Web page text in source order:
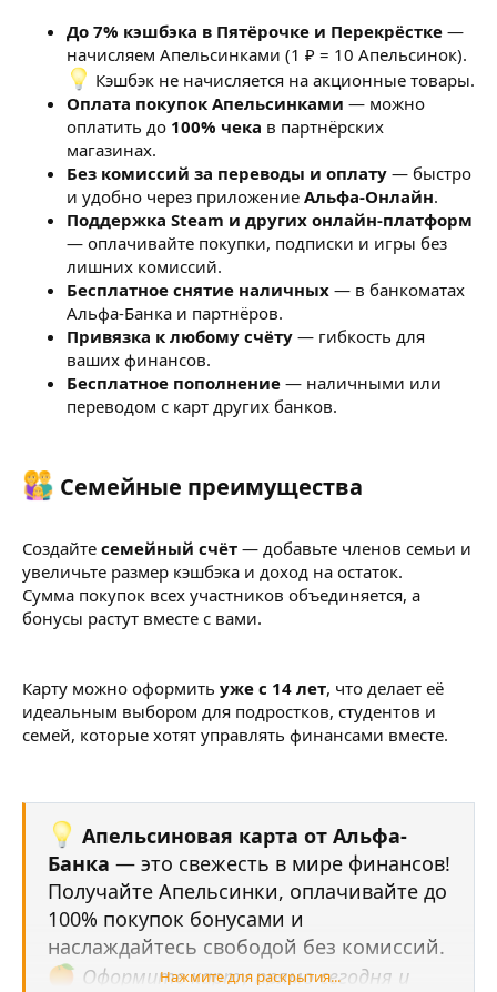
До 7% кэшбэка в Пятёрочке и Перекрёстке —
начисляем Апельсинками (1 ₽ = 10 Апельсинок).
Кэшбэк не начисляется на акционные товары.
Оплата покупок Апельсинками — можно
оплатить до 100% чека в партнёрских
магазинах.
Без комиссий за переводы и оплату — быстро
и удобно через приложение Альфа-Онлайн.
Поддержка Steam и других онлайн-платформ
— оплачивайте покупки, подписки и игры без
лишних комиссий.
Бесплатное снятие наличных — в банкоматах
Альфа-Банка и партнёров.
Привязка к любому счёту — гибкость для
ваших финансов.
Бесплатное пополнение — наличными или
переводом с карт других банков.
Семейные преимущества​
Создайте семейный счёт — добавьте членов семьи и
увеличьте размер кэшбэка и доход на остаток.
Сумма покупок всех участников объединяется, а
бонусы растут вместе с вами.
Карту можно оформить уже с 14 лет, что делает её
идеальным выбором для подростков, студентов и
семей, которые хотят управлять финансами вместе.
Апельсиновая карта от Альфа-
Банка — это свежесть в мире финансов!
Получайте Апельсинки, оплачивайте до
100% покупок бонусами и
наслаждайтесь свободой без комиссий.
Оформите карту прямо сегодня и
Нажмите для раскрытия...